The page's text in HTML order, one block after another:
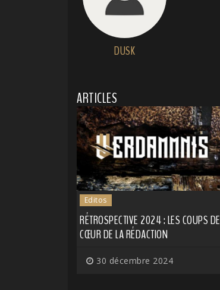
DUSK
ARTICLES
Editos
RÉTROSPECTIVE 2024 : LES COUPS DE
CŒUR DE LA RÉDACTION
30 décembre 2024